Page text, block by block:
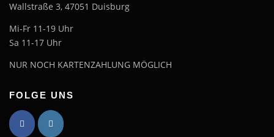
Wallstraße 3, 47051 Duisburg
Mi-Fr 11-19 Uhr
Sa 11-17 Uhr
NUR NOCH KARTENZAHLUNG MÖGLICH
FOLGE UNS